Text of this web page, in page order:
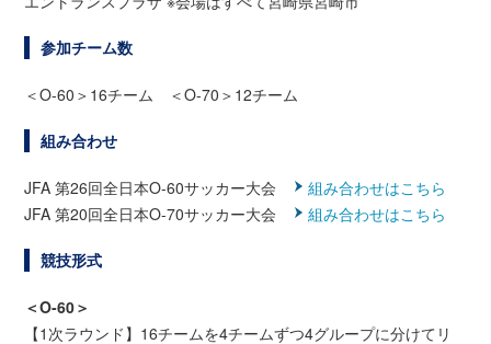
参加チーム数
＜O-60＞16チーム ＜O-70＞12チーム
組み合わせ
JFA 第26回全日本O-60サッカー大会
組み合わせはこちら
JFA 第20回全日本O-70サッカー大会
組み合わせはこちら
競技形式
＜O-60＞
【1次ラウンド】16チームを4チームずつ4グループに分けてリ